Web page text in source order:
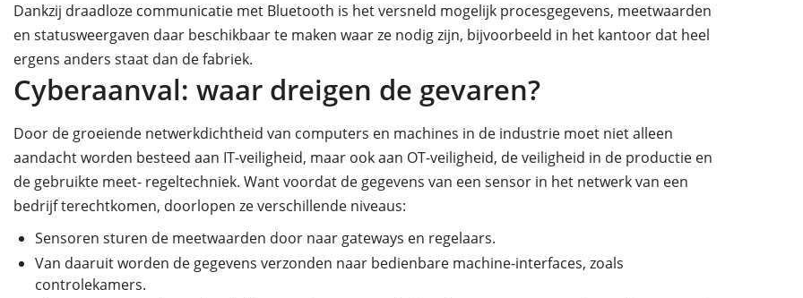
Dankzij draadloze communicatie met Bluetooth is het versneld mogelijk procesgegevens, meetwaarden
en statusweergaven daar beschikbaar te maken waar ze nodig zijn, bijvoorbeeld in het kantoor dat heel
ergens anders staat dan de fabriek.
Cyberaanval: waar dreigen de gevaren?
Door de groeiende netwerkdichtheid van computers en machines in de industrie moet niet alleen
aandacht worden besteed aan IT-veiligheid, maar ook aan OT-veiligheid, de veiligheid in de productie en
de gebruikte meet- regeltechniek. Want voordat de gegevens van een sensor in het netwerk van een
bedrijf terechtkomen, doorlopen ze verschillende niveaus:
Sensoren sturen de meetwaarden door naar gateways en regelaars.
Van daaruit worden de gegevens verzonden naar bedienbare machine-interfaces, zoals
controlekamers.